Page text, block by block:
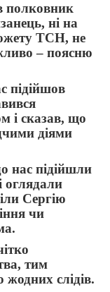
полковник
ні на
ТСН, не
– поясню
підійшов
і сказав, що
діями
нас підійшли
оглядали
Сергію
чи
тим
слідів.